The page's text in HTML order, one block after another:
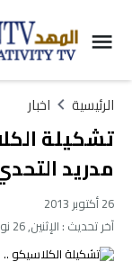
الرئيسية اخبار
تشكيلة
مدريد
26 أكتوبر 2013
آخر تحديث : الإثنين, 26 نوفمبر, 2018 - 8:13 مساءً